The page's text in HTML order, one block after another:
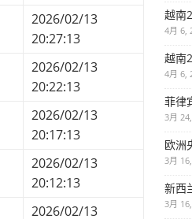
2026/02/13
20:27:13
2026/02/13
20:22:13
2026/02/13
20:17:13
2026/02/13
20:12:13
2026/02/13
越南
4月 6,
越南
4月 6,
菲律
3月
欧洲
3月
新西
3月